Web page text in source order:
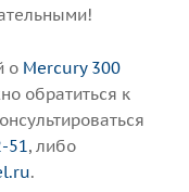
о Mercury 300
обратиться к
51, либо
.